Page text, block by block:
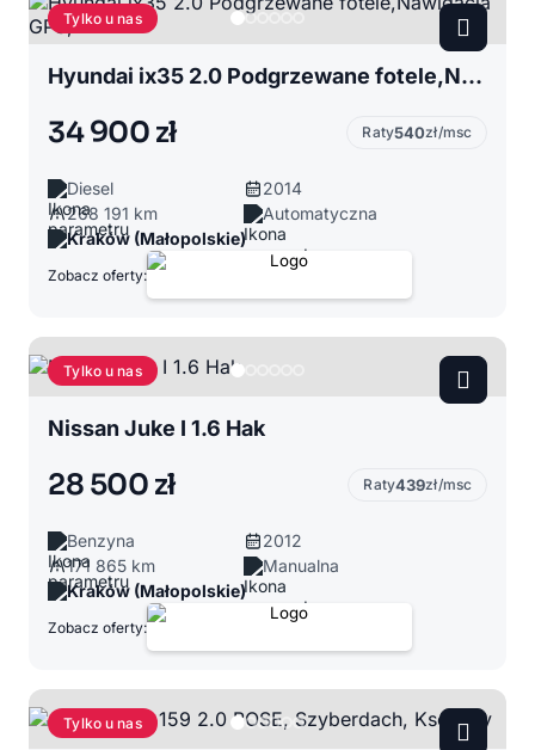
Tylko u nas
Hyundai ix35 2.0 Podgrzewane fotele,Nawigacja GPS, AWD
34 900 zł Raty540zł/msc
Diesel
2014
268 191 km
Automatyczna
Kraków (Małopolskie)
Zobacz oferty:
Tylko u nas
Nissan Juke I 1.6 Hak
28 500 zł Raty439zł/msc
Benzyna
2012
171 865 km
Manualna
Kraków (Małopolskie)
Zobacz oferty:
Tylko u nas